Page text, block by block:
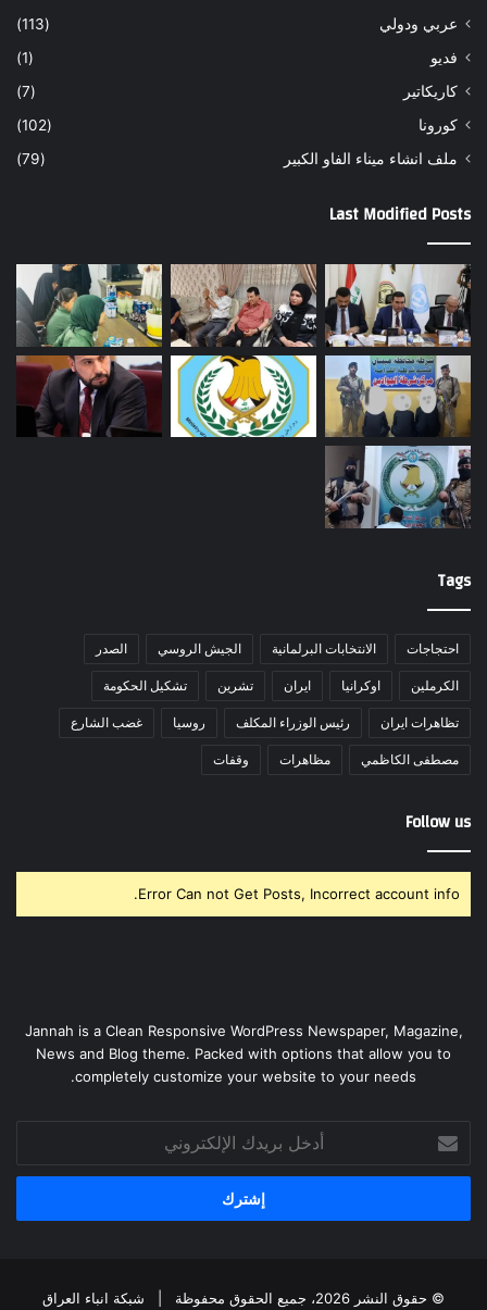
عربي ودولي
(113)
فديو
(1)
كاريكاتير
(7)
كورونا
(102)
ملف انشاء ميناء الفاو الكبير
(79)
Last Modified Posts
Tags
احتجاجات الانتخابات البرلمانية الجيش الروسي الصدر
الكرملين اوكرانيا ايران تشرين تشكيل الحكومة
تظاهرات ايران رئيس الوزراء المكلف روسيا غضب الشارع
مصطفى الكاظمي مظاهرات وقفات
Follow us
Error Can not Get Posts, Incorrect account info.
Jannah is a Clean Responsive WordPress Newspaper, Magazine,
News and Blog theme. Packed with options that allow you to
completely customize your website to your needs.
بريدك
الإلكتروني
© حقوق النشر 2026، جميع الحقوق محفوظة | شبكة انباء العراق